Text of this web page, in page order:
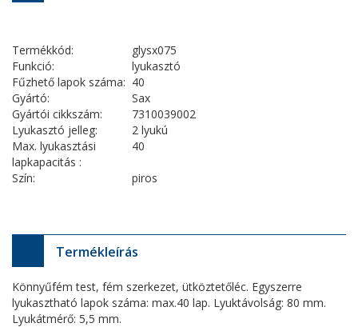
Termékkód:
glysx075
Funkció:
lyukasztó
Fűzhető lapok száma: 40
Gyártó:
Sax
Gyártói cikkszám:
7310039002
Lyukasztó jelleg:
2 lyukú
Max. lyukasztási
lapkapacitás :
40
Szín: piros
Termékleírás
Könnyűfém test, fém szerkezet, ütköztetőléc. Egyszerre
lyukasztható lapok száma: max.40 lap. Lyuktávolság: 80 mm.
Lyukátmérő: 5,5 mm.